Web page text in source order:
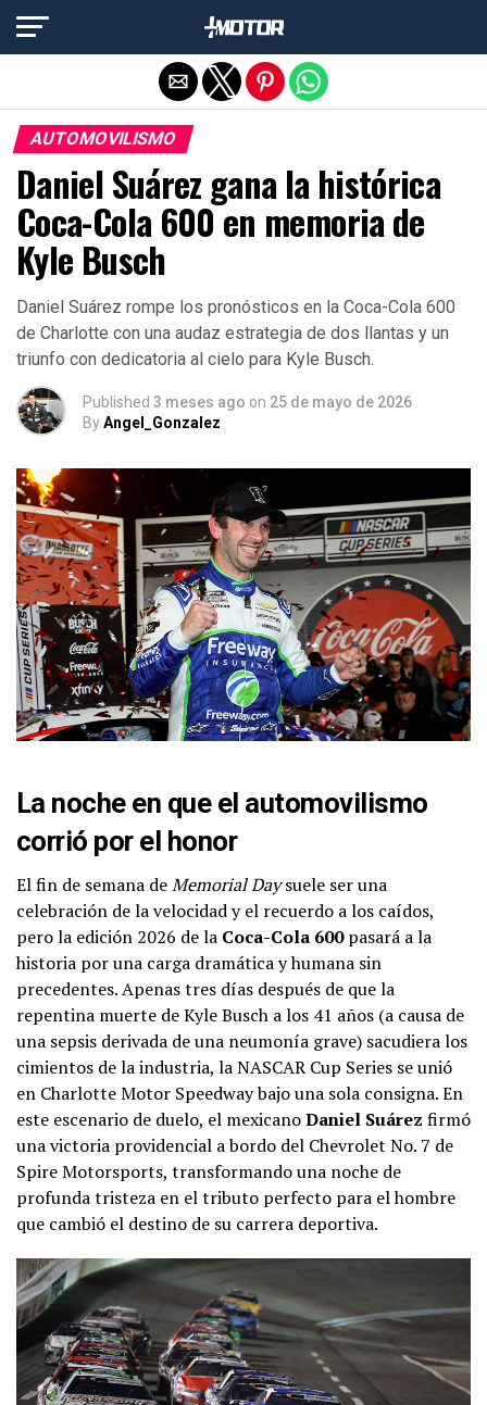
AUTOMOVILISMO
Daniel Suárez gana la histórica
Coca-Cola 600 en memoria de
Kyle Busch
Daniel Suárez rompe los pronósticos en la Coca-Cola 600
de Charlotte con una audaz estrategia de dos llantas y un
triunfo con dedicatoria al cielo para Kyle Busch.
Published 3 meses ago on 25 de mayo de 2026
ByAngel_Gonzalez
La noche en que el automovilismo
corrió por el honor
El fin de semana deMemorial Daysuele ser una
celebración de la velocidad y el recuerdo a los caídos,
pero la edición 2026 de la Coca-Cola 600pasará a la
historia por una carga dramática y humana sin
precedentes. Apenas tres días después de que la
repentina muerte de Kyle Busch a los 41 años (a causa de
una sepsis derivada de una neumonía grave) sacudiera los
cimientos de la industria, la NASCAR Cup Series se unió
en Charlotte Motor Speedway bajo una sola consigna. En
este escenario de duelo, el mexicanoDaniel Suárez firmó
una victoria providencial a bordo del Chevrolet No. 7 de
Spire Motorsports, transformando una noche de
profunda tristeza en el tributo perfecto para el hombre
que cambió el destino de su carrera deportiva.
Salir de la versión móvil